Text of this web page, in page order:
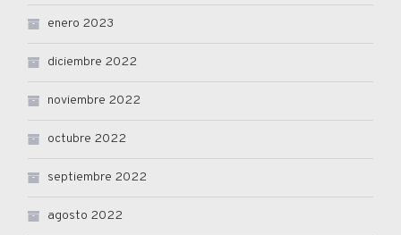
enero 2023
diciembre 2022
noviembre 2022
octubre 2022
septiembre 2022
agosto 2022